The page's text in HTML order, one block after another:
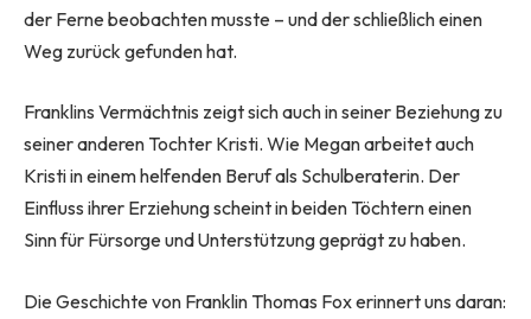
der Ferne beobachten musste – und der schließlich einen
Weg zurück gefunden hat.
Franklins Vermächtnis zeigt sich auch in seiner Beziehung zu
seiner anderen Tochter Kristi. Wie Megan arbeitet auch
Kristi in einem helfenden Beruf als Schulberaterin. Der
Einfluss ihrer Erziehung scheint in beiden Töchtern einen
Sinn für Fürsorge und Unterstützung geprägt zu haben.
Die Geschichte von Franklin Thomas Fox erinnert uns daran: